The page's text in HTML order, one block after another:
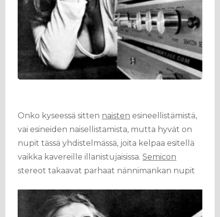
Onko kyseessä sitten naisten esineellistämistä,
vai esineiden naisellistamista, mutta hyvät on
nupit tässä yhdistelmässä, joita kelpaa esitellä
vaikka kavereille illanistujaisissa.Semicon
stereot takaavat parhaat nännimankan nupit